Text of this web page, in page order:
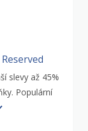
slevy až 45%
Populární